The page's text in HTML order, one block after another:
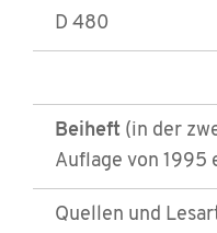
D 480
Beiheft (in der
Auflage von 1995
Quellen und